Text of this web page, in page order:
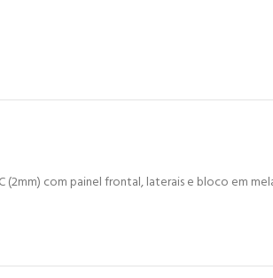
com painel frontal, laterais e bloco em